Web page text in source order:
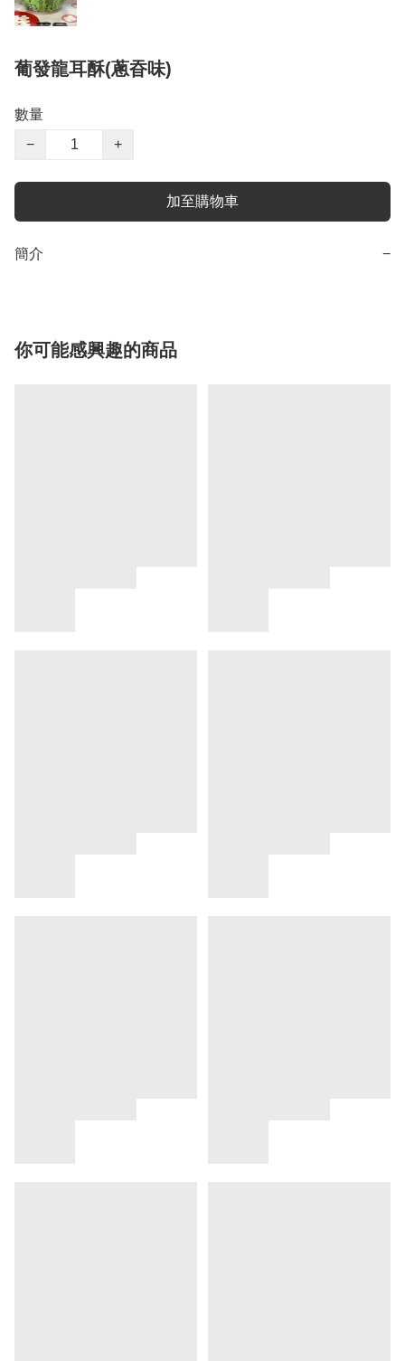
葡發龍耳酥(蔥昋味)
數量
−
+
加至購物車
簡介 −
你可能感興趣的商品